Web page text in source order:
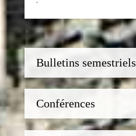
Bulletins semestriels
Conférences